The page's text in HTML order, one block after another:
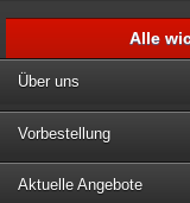
Alle
Über uns
Vorbestellung
Aktuelle Angebote